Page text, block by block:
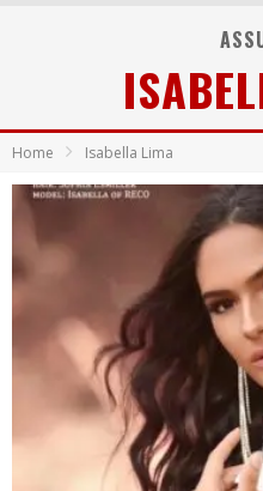
Home Isabella Lima